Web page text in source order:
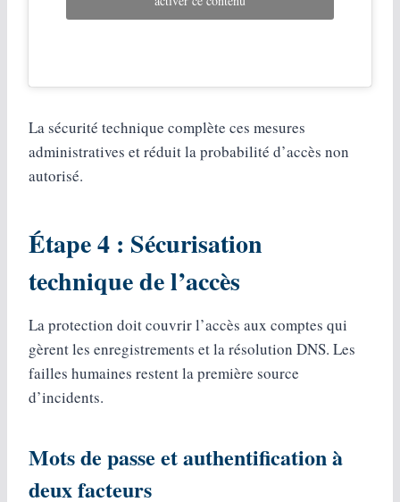
La sécurité technique complète ces mesures
administratives et réduit la probabilité d’accès non
autorisé.
Étape 4 : Sécurisation
technique de l’accès
La protection doit couvrir l’accès aux comptes qui
gèrent les enregistrements et la résolution DNS. Les
failles humaines restent la première source
d’incidents.
Mots de passe et authentification à
deux facteurs